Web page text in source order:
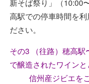
新そば祭り」（10:00
高駅での停車時間を
ださい。
その3 （往路）穂高駅
で醸造されたワインと
信州産ジビエをご